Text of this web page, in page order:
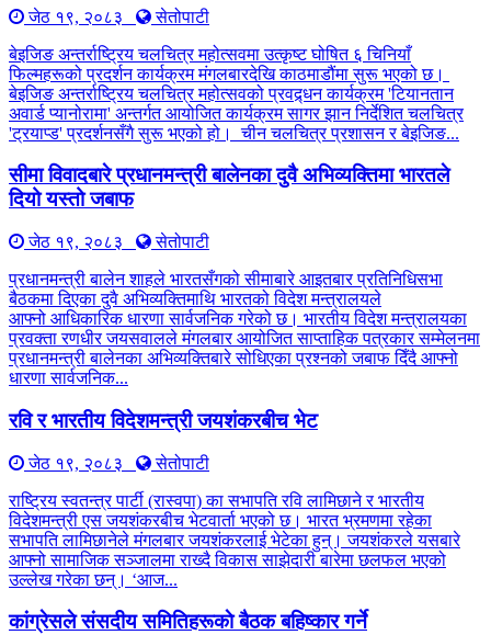
जेठ १९, २०८३
सेतोपाटी
बेइजिङ अन्तर्राष्ट्रिय चलचित्र महोत्सवमा उत्कृष्ट घोषित ६ चिनियाँ
फिल्महरूको प्रदर्शन कार्यक्रम मंगलबारदेखि काठमाडौंमा सुरू भएको छ।
बेइजिङ अन्तर्राष्ट्रिय चलचित्र महोत्सवको प्रवद्र्धन कार्यक्रम 'टियानतान
अवार्ड प्यानोरामा' अन्तर्गत आयोजित कार्यक्रम सागर झान निर्देशित चलचित्र
'ट्रयाप्ड' प्रदर्शनसँगै सुरू भएको हो। चीन चलचित्र प्रशासन र बेइजिङ...
सीमा विवादबारे प्रधानमन्त्री बालेनका दुवै अभिव्यक्तिमा भारतले
दियो यस्तो जबाफ
जेठ १९, २०८३
सेतोपाटी
प्रधानमन्त्री बालेन शाहले भारतसँगको सीमाबारे आइतबार प्रतिनिधिसभा
बैठकमा दिएका दुवै अभिव्यक्तिमाथि भारतको विदेश मन्त्रालयले
आफ्नो आधिकारिक धारणा सार्वजनिक गरेको छ। भारतीय विदेश मन्त्रालयका
प्रवक्ता रणधीर जयसवालले मंगलबार आयोजित साप्ताहिक पत्रकार सम्मेलनमा
प्रधानमन्त्री बालेनका अभिव्यक्तिबारे सोधिएका प्रश्नको जबाफ दिँदै आफ्नो
धारणा सार्वजनिक...
रवि र भारतीय विदेशमन्त्री जयशंकरबीच भेट
जेठ १९, २०८३
सेतोपाटी
राष्ट्रिय स्वतन्त्र पार्टी (रास्वपा) का सभापति रवि लामिछाने र भारतीय
विदेशमन्त्री एस जयशंकरबीच भेटवार्ता भएको छ। भारत भ्रमणमा रहेका
सभापति लामिछानेले मंगलबार जयशंकरलाई भेटेका हुन्। जयशंकरले यसबारे
आफ्नो सामाजिक सञ्जालमा राख्दै विकास साझेदारी बारेमा छलफल भएको
उल्लेख गरेका छन्। ‘आज...
कांग्रेसले संसदीय समितिहरूकाे बैठक बहिष्कार गर्ने